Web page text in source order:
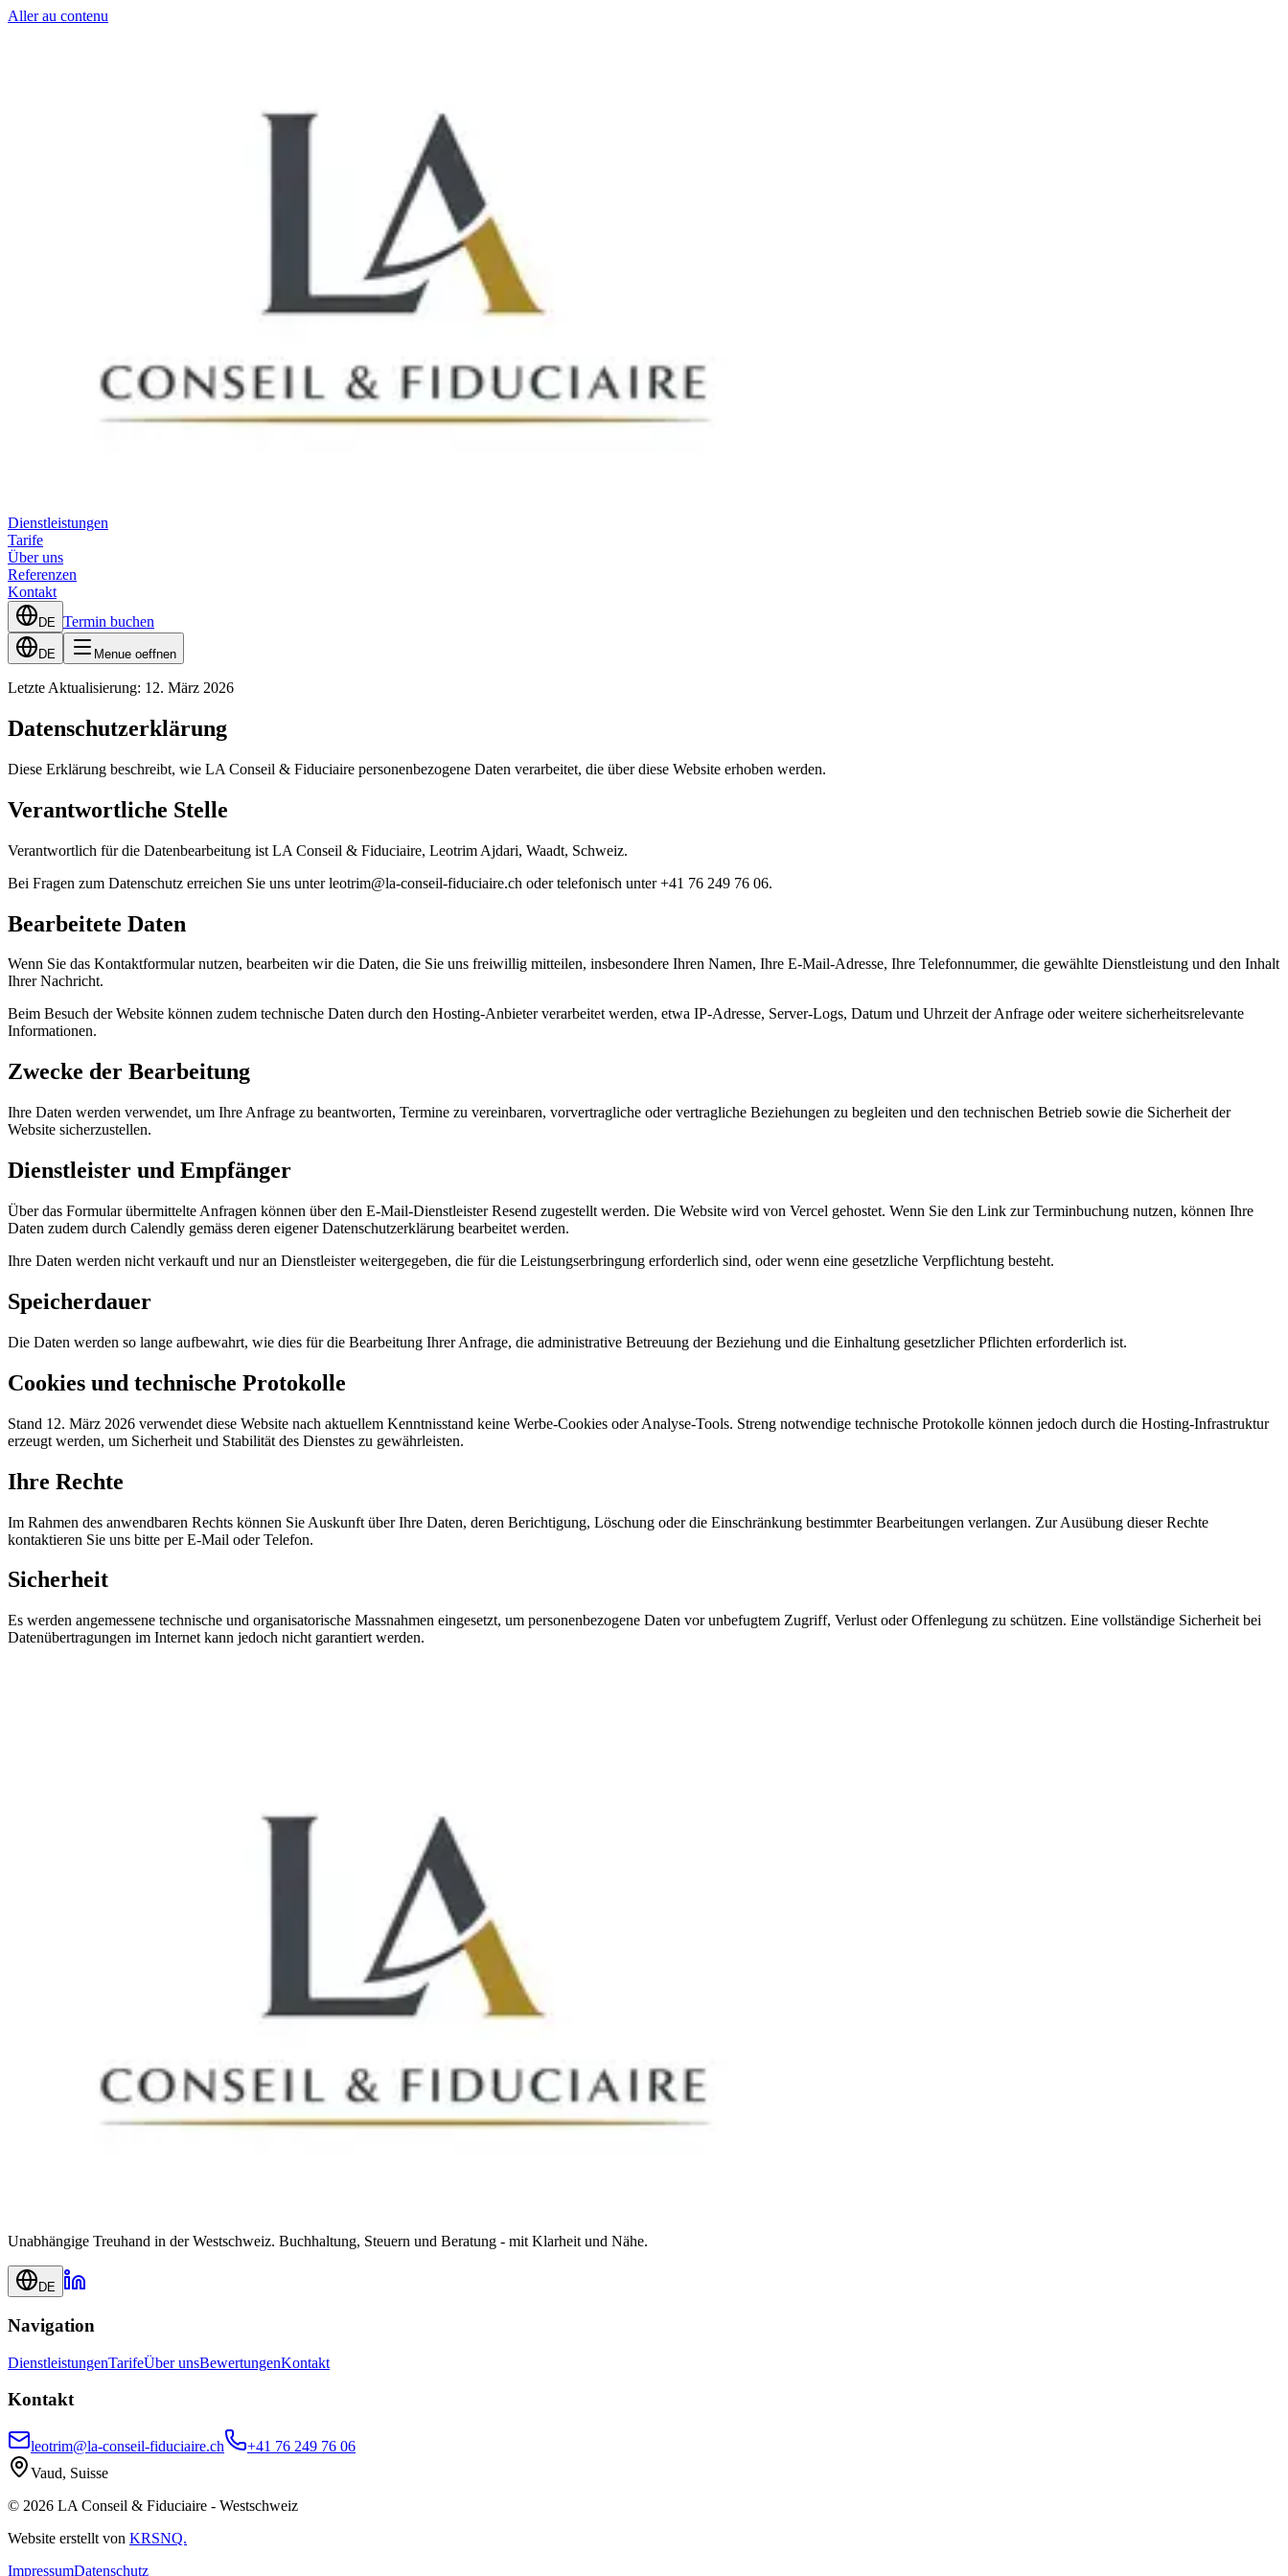
Aller au contenu
Dienstleistungen
Tarife
Über uns
Referenzen
Kontakt
DE Termin buchen
DE Menue oeffnen
Letzte Aktualisierung: 12. März 2026
Datenschutzerklärung
Diese Erklärung beschreibt, wie LA Conseil & Fiduciaire personenbezogene Daten verarbeitet, die über diese Website erhoben werden.
Verantwortliche Stelle
Verantwortlich für die Datenbearbeitung ist LA Conseil & Fiduciaire, Leotrim Ajdari, Waadt, Schweiz.
Bei Fragen zum Datenschutz erreichen Sie uns unter leotrim@la-conseil-fiduciaire.ch oder telefonisch unter +41 76 249 76 06.
Bearbeitete Daten
Wenn Sie das Kontaktformular nutzen, bearbeiten wir die Daten, die Sie uns freiwillig mitteilen, insbesondere Ihren Namen, Ihre E-Mail-Adresse, Ihre Telefonnummer, die gewählte Dienstleistung und den Inhalt
Ihrer Nachricht.
Beim Besuch der Website können zudem technische Daten durch den Hosting-Anbieter verarbeitet werden, etwa IP-Adresse, Server-Logs, Datum und Uhrzeit der Anfrage oder weitere sicherheitsrelevante
Informationen.
Zwecke der Bearbeitung
Ihre Daten werden verwendet, um Ihre Anfrage zu beantworten, Termine zu vereinbaren, vorvertragliche oder vertragliche Beziehungen zu begleiten und den technischen Betrieb sowie die Sicherheit der
Website sicherzustellen.
Dienstleister und Empfänger
Über das Formular übermittelte Anfragen können über den E-Mail-Dienstleister Resend zugestellt werden. Die Website wird von Vercel gehostet. Wenn Sie den Link zur Terminbuchung nutzen, können Ihre
Daten zudem durch Calendly gemäss deren eigener Datenschutzerklärung bearbeitet werden.
Ihre Daten werden nicht verkauft und nur an Dienstleister weitergegeben, die für die Leistungserbringung erforderlich sind, oder wenn eine gesetzliche Verpflichtung besteht.
Speicherdauer
Die Daten werden so lange aufbewahrt, wie dies für die Bearbeitung Ihrer Anfrage, die administrative Betreuung der Beziehung und die Einhaltung gesetzlicher Pflichten erforderlich ist.
Cookies und technische Protokolle
Stand 12. März 2026 verwendet diese Website nach aktuellem Kenntnisstand keine Werbe-Cookies oder Analyse-Tools. Streng notwendige technische Protokolle können jedoch durch die Hosting-Infrastruktur
erzeugt werden, um Sicherheit und Stabilität des Dienstes zu gewährleisten.
Ihre Rechte
Im Rahmen des anwendbaren Rechts können Sie Auskunft über Ihre Daten, deren Berichtigung, Löschung oder die Einschränkung bestimmter Bearbeitungen verlangen. Zur Ausübung dieser Rechte
kontaktieren Sie uns bitte per E-Mail oder Telefon.
Sicherheit
Es werden angemessene technische und organisatorische Massnahmen eingesetzt, um personenbezogene Daten vor unbefugtem Zugriff, Verlust oder Offenlegung zu schützen. Eine vollständige Sicherheit bei
Datenübertragungen im Internet kann jedoch nicht garantiert werden.
Unabhängige Treuhand in der Westschweiz. Buchhaltung, Steuern und Beratung - mit Klarheit und Nähe.
DE
Navigation
DienstleistungenTarifeÜber unsBewertungenKontakt
Kontakt
leotrim@la-conseil-fiduciaire.ch
+41 76 249 76 06
Vaud, Suisse
© 2026 LA Conseil & Fiduciaire - Westschweiz
Website erstellt von KRSNQ.
ImpressumDatenschutz